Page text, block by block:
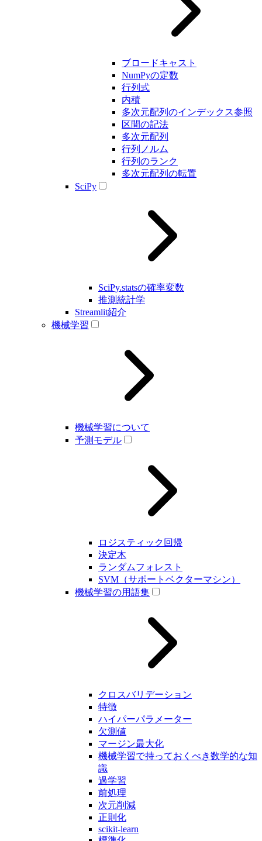
ブロードキャスト
NumPyの定数
行列式
内積
多次元配列のインデックス参照
区間の記法
多次元配列
行列ノルム
行列のランク
多次元配列の転置
SciPy
SciPy.statsの確率変数
推測統計学
Streamlit紹介
機械学習
機械学習について
予測モデル
ロジスティック回帰
決定木
ランダムフォレスト
SVM（サポートベクターマシン）
機械学習の用語集
クロスバリデーション
特徴
ハイパーパラメーター
欠測値
マージン最大化
機械学習で持っておくべき数学的な知
識
過学習
前処理
次元削減
正則化
scikit-learn